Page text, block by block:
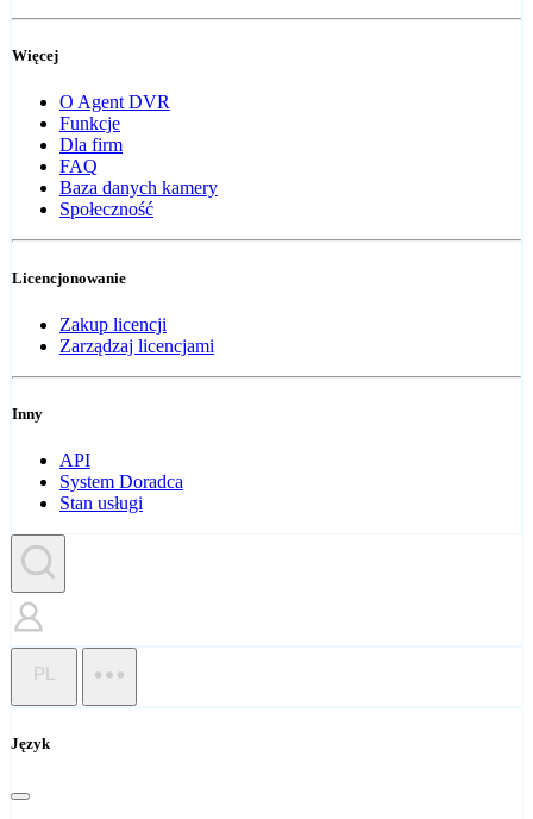
Więcej
O Agent DVR
Funkcje
Dla firm
FAQ
Baza danych kamery
Społeczność
Licencjonowanie
Zakup licencji
Zarządzaj licencjami
Inny
API
System Doradca
Stan usługi
PL
Język